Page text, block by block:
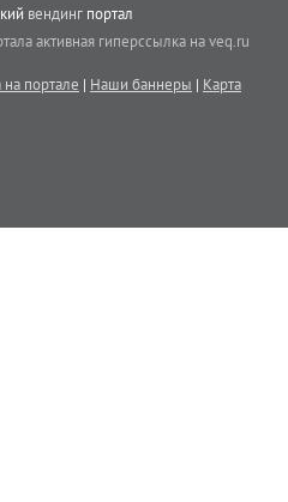
вендинг портал
активная гиперссылка на veq.ru
портале | Наши баннеры | Карта